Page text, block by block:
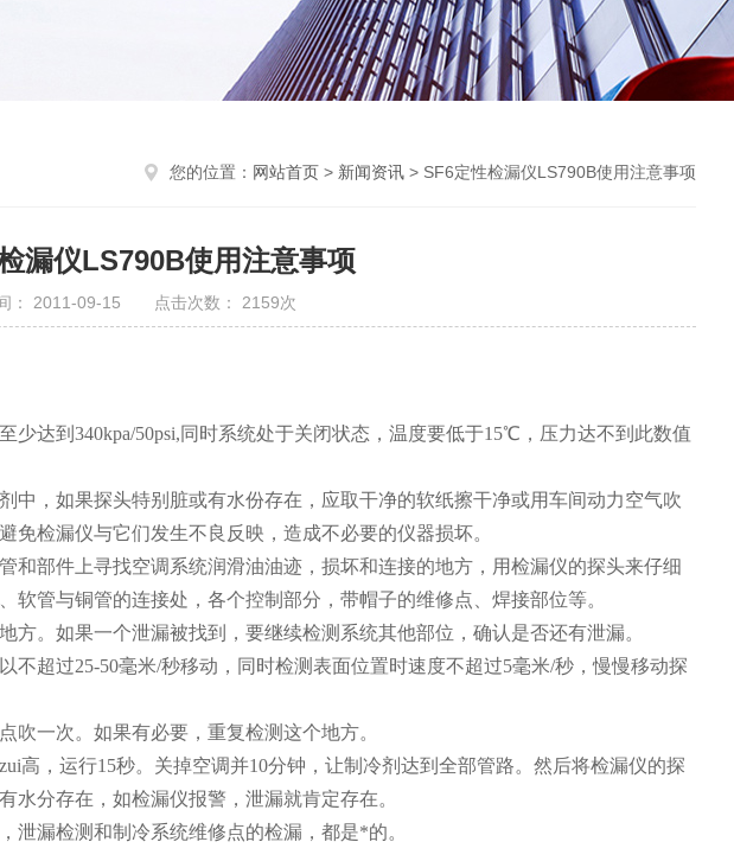
您的位置： 网站首页 > 新闻资讯 > SF6定性检漏仪LS790B使用注意事项
漏仪LS790B使用注意事项
： 2011-09-15 点击次数： 2159次
少达到 340kpa/50psi,同时系统处于关闭状态，温度要低于15℃ ，压力达不到此数值
中，如果探头特别脏或有水份存在，应取干净的软纸擦干净或用车间动力空气吹
检漏仪与它们发生不良反映，造成不必要的仪器损坏。
和部件上寻找空调系统润滑油油迹，损坏和连接的地方，用检漏仪的探头来仔细
软管与铜管的连接处，各个控制部分，带帽子的维修点、焊接部位等。
方。如果一个泄漏被找到，要继续检测系统其他部位，确认是否还有泄漏。
不超过25-50毫米/秒移动，同时检测表面位置时速度不超过5毫米/秒，慢慢移动探
吹一次。如果有必要，重复检测这个地方。
高，运行15秒。关掉空调并10分钟，让制冷剂达到全部管路。然后将检漏仪的探
水分存在，如检漏仪报警，泄漏就肯定存在。
泄漏检测和制冷系统维修点的检漏，都是*的。